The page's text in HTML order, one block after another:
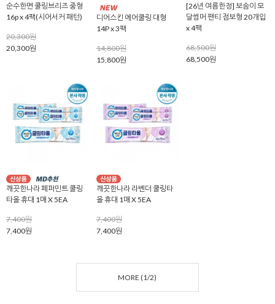
순수한면 쿨링브리즈 중형
16p x 4팩(시어서커 패턴)
20,300원
20,300원
디어스킨 에어쿨링 대형
14P x 3팩
14,800원
15,800원
[26년 여름한정] 보솜이 모
달썸머 팬티 점보형 20개입
x 4팩
68,500원
68,500원
깨끗한나라 페퍼민트 쿨링
타올 휴대 1매 X 5EA
7,400원
7,400원
깨끗한나라 라벤더 쿨링타
올 휴대 1매 X 5EA
7,400원
7,400원
MORE (1/2)